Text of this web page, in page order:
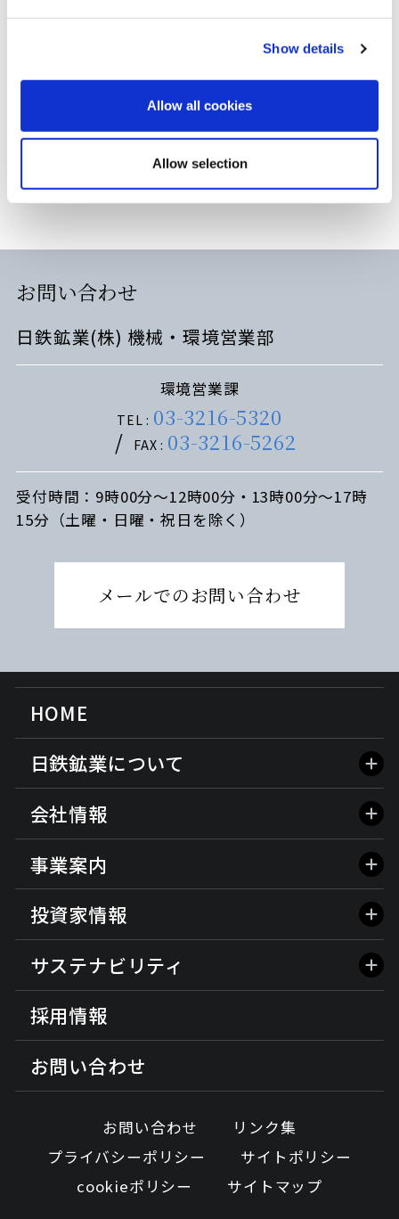
Show details
Allow all cookies
Allow selection
環境製品案内Webサイト
お問い合わせ
日鉄鉱業(株) 機械・環境営業部
環境営業課
TEL : 03-3216-5320
FAX : 03-3216-5262
受付時間：9時00分～12時00分・13時00分～17時
15分（土曜・日曜・祝日を除く）
メールでのお問い合わせ
HOME
日鉄鉱業について
会社情報
事業案内
投資家情報
サステナビリティ
採用情報
お問い合わせ
お問い合わせ
リンク集
プライバシーポリシー
サイトポリシー
cookieポリシー
サイトマップ